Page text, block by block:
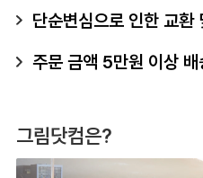
단순변심으로 인한 교환
주문 금액 5만원 이상 배
그림닷컴은?